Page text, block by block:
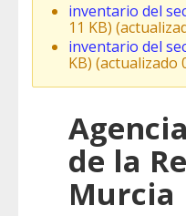
inventario del
11 KB)
inventario del
KB) (actualizado
de la
Murcia